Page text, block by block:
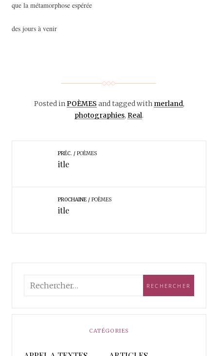
que la métamorphose espérée
des jours à venir
Posted inPOÈMES and tagged with merland,
photographies, Real.
PRÉC. POÈMES
itle
PROCHAINE POÈMES
itle
CATÉGORIES